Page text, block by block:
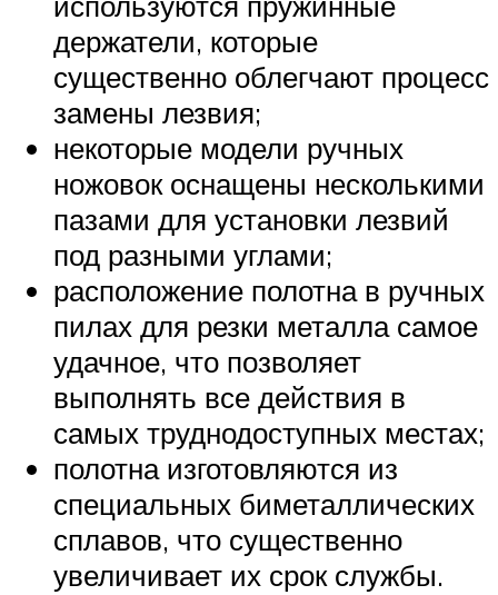
держатели, которые
существенно облегчают процесс
замены лезвия;
некоторые модели ручных
ножовок оснащены несколькими
пазами для установки лезвий
под разными углами;
расположение полотна в ручных
пилах для резки металла самое
удачное, что позволяет
выполнять все действия в
самых труднодоступных местах;
полотна изготовляются из
специальных биметаллических
сплавов, что существенно
увеличивает их срок службы.